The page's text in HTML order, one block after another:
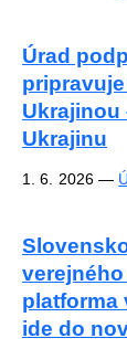
Úrad
Ukrajinou
Ukrajinu
1. 6. 2026 —
platforma
ide do